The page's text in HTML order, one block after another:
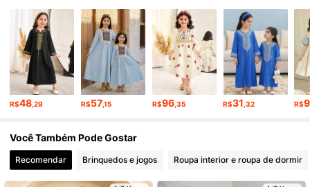
179K Seguidores
4,89 179K Seguidores
, Você pode, amor
, Escolhas correspondentes
, Você também pode gostar
R$48 ,29 R$57,15 R$96,35 R$31 ,32 R$
Você Também Pode Gostar
Recomendar Brinquedos e jogos Roupa interior e roupa de dormir